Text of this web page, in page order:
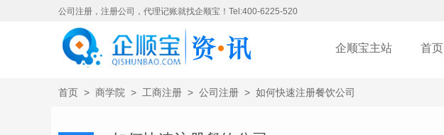
公司注册，注册公司，代理记账就找企顺宝！Tel:400-6225-520
企顺宝主站 首页
首页 > 商学院 > 工商注册 > 公司注册 > 如何快速注册餐饮公司